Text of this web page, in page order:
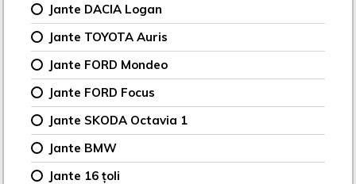
Jante DACIA Logan
Jante TOYOTA Auris
Jante FORD Mondeo
Jante FORD Focus
Jante SKODA Octavia 1
Jante BMW
Jante 16 țoli